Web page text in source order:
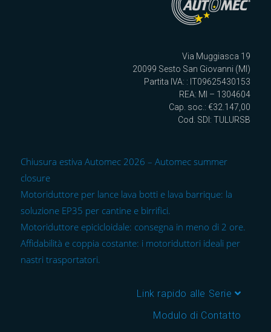
Via Muggiasca 19
20099 Sesto San Giovanni (MI)
Partita IVA: : IT09625430153
REA: MI – 1304604
Cap. soc.: €32.147,00
Cod. SDI: TULURSB
Chiusura estiva Automec 2026 – Automec summer
closure
Motoriduttore per lance lava botti e lava barrique: la
soluzione EP35 per cantine e birrifici.
Motoriduttore epicicloidale: consegna in meno di 2 ore.
Affidabilità e coppia costante: i motoriduttori ideali per
nastri trasportatori.
Link rapido alle Serie
Modulo di Contatto